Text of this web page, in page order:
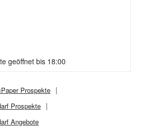
geöffnet bis 18:00
Prospekte
Prospekte
Angebote